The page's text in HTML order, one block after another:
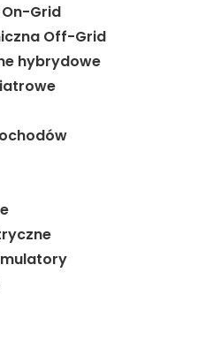
Grid
Off-Grid
hybrydowe